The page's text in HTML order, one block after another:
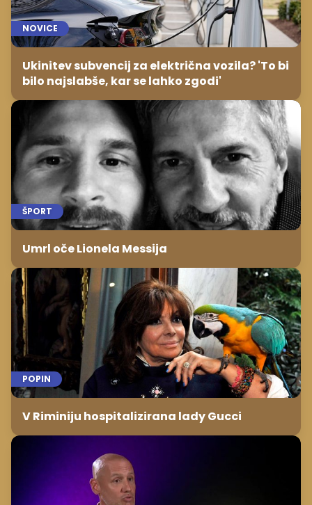
NOVICE
Ukinitev subvencij za električna vozila? 'To bi
bilo najslabše, kar se lahko zgodi'
ŠPORT
Umrl oče Lionela Messija
POPIN
V Riminiju hospitalizirana lady Gucci